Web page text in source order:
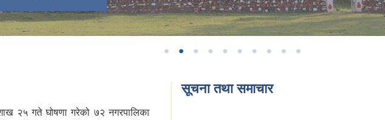
झलक
२५ गते घोषणा गरेको ७२ नगरपालिका
सूचना तथा समाचार